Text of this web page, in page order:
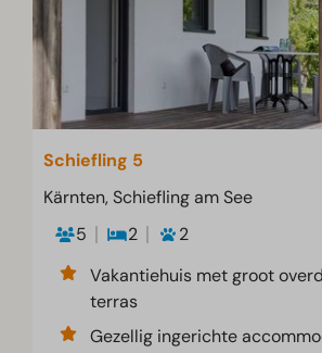
Schiefling 5
Kärnten, Schiefling am See
5
2
2
Vakantiehuis met groot
terras
Gezellig ingerichte